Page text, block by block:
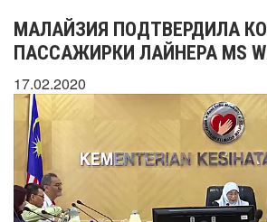
МАЛАЙЗИЯ ПОДТВЕРДИЛА
ПАССАЖИРКИ ЛАЙНЕРА MS
17.02.2020